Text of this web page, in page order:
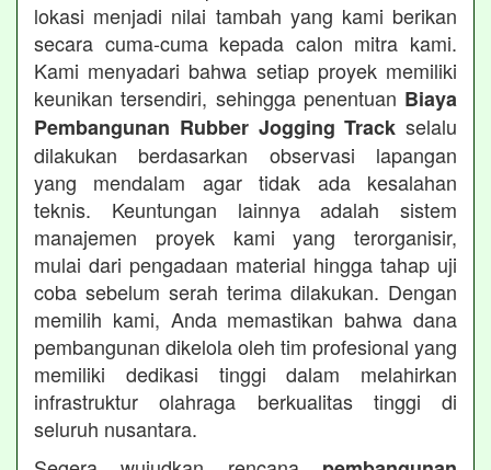
lokasi menjadi nilai tambah yang kami berikan
secara cuma-cuma kepada calon mitra kami.
Kami menyadari bahwa setiap proyek memiliki
keunikan tersendiri, sehingga penentuan Biaya
Pembangunan Rubber Jogging Track selalu
dilakukan berdasarkan observasi lapangan
yang mendalam agar tidak ada kesalahan
teknis. Keuntungan lainnya adalah sistem
manajemen proyek kami yang terorganisir,
mulai dari pengadaan material hingga tahap uji
coba sebelum serah terima dilakukan. Dengan
memilih kami, Anda memastikan bahwa dana
pembangunan dikelola oleh tim profesional yang
memiliki dedikasi tinggi dalam melahirkan
infrastruktur olahraga berkualitas tinggi di
seluruh nusantara.